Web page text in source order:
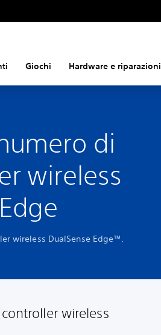
Giochi Hardware e riparazioni
di
wireless
wireless DualSense Edge™.
wireless